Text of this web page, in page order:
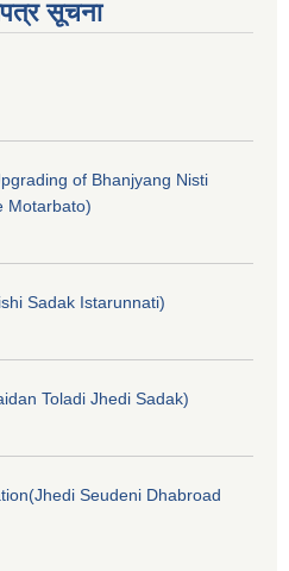
सूचना
of Bhanjyang Nisti
Motarbato)
Sadak Istarunnati)
Toladi Jhedi Sadak)
Seudeni Dhabroad